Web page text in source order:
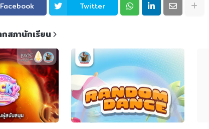
Facebook Twitter
สภานักเรียน